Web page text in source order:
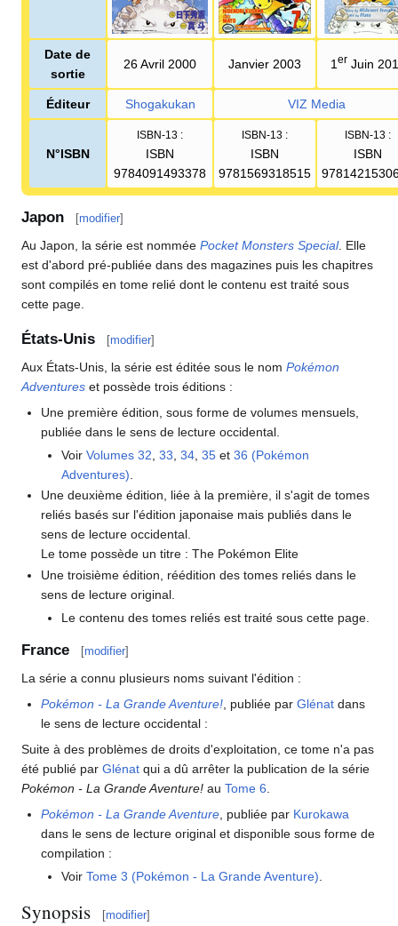
Date de
sortie
26 Avril 2000 Janvier 2003 1 er Juin
Éditeur Shogakukan VIZ Media
N°ISBN
ISBN-13 :
ISBN
9784091493378
ISBN-13 :
ISBN
9781569318515
ISBN-13 :
ISBN
Japon [modifier]
Au Japon, la série est nommée Pocket Monsters Special. Elle
est d'abord pré-publiée dans des magazines puis les chapitres
sont compilés en tome relié dont le contenu est traité sous
cette page.
États-Unis [modifier]
Aux États-Unis, la série est éditée sous le nom Pokémon
Adventures et possède trois éditions :
Une première édition, sous forme de volumes mensuels,
publiée dans le sens de lecture occidental.
Voir Volumes 32 33 34, 35et 36 (Pokémon
Adventures)
Une deuxième édition, liée à la première, il s'agit de tomes
reliés basés sur l'édition japonaise mais publiés dans le
sens de lecture occidental.
Le tome possède un titre : The Pokémon Elite
Une troisième édition, réédition des tomes reliés dans le
sens de lecture original.
Le contenu des tomes reliés est traité sous cette page.
France [modifier]
La série a connu plusieurs noms suivant l'édition :
Pokémon - La Grande Aventure! , publiée parGlénat dans
le sens de lecture occidental :
Suite à des problèmes de droits d'exploitation, ce tome n'a pas
été publié par Glénat qui a dû arrêter la publication de la série
Pokémon - La Grande Aventure! au Tome 6
Pokémon - La Grande Aventure , publiée par Kurokawa
dans le sens de lecture original et disponible sous forme de
compilation :
Voir Tome 3 (Pokémon - La Grande Aventure)
Synopsis [modifier]